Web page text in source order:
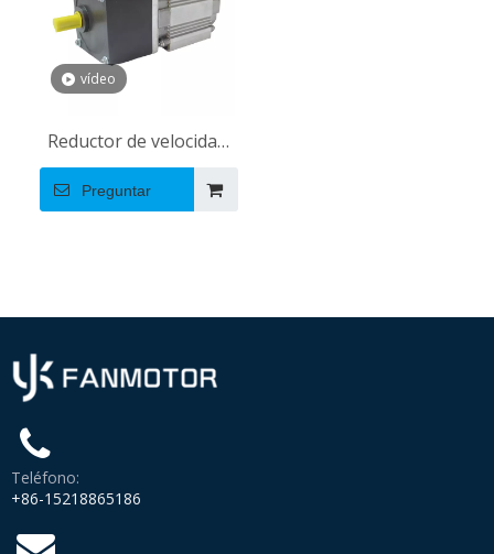
vídeo
Reductor de velocidad
de la caja de cambios
de transmisión de alta
Preguntar
Teléfono:
+86-15218865186